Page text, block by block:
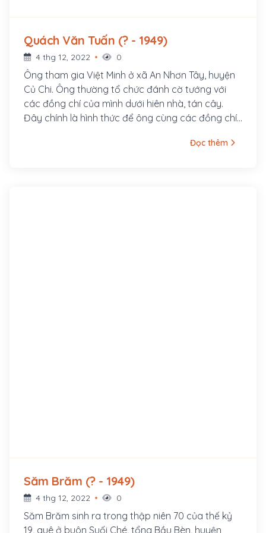
Quách Văn Tuấn (? - 1949)
4 thg 12, 2022 0
Ông tham gia Việt Minh ở xã An Nhơn Tây, huyện
Củ Chi. Ông thường tổ chức đánh cờ tướng với
các đồng chí của mình dưới hiên nhà, tán cây.
Đây chính là hình thức để ông cùng các đồng chí
Đọc thêm
Săm Brăm (? - 1949)
4 thg 12, 2022 0
Săm Brăm sinh ra trong thập niên 70 của thế kỷ
19, quê ở buôn Suối Ché, tổng Bầu Bèn, huyện